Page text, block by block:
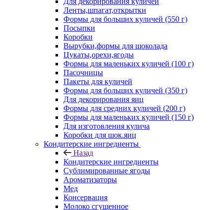
Ленты,шпагат,открытки
Формы для больших куличей (550 г)
Посыпки
Коробки
Вырубки,формы для шоколада
Цукаты,орехи,ягоды
Формы для маленьких куличей (100 г)
Пасочницы
Пакеты для куличей
Формы для больших куличей (350 г)
Для декорирования яиц
Формы для средних куличей (200 г)
Формы для маленьких куличей (150 г)
Для изготовления кулича
Коробки для шок.яиц
Кондитерские ингредиенты
Назад
Кондитерские ингредиенты
Сублимированные ягоды
Ароматизаторы
Мед
Консервация
Молоко сгущенное